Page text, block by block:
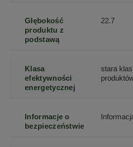
Głębokość
produktu z
podstawą
22.7
Klasa
efektywności
energetycznej
stara
Informacje o
bezpieczeństwie